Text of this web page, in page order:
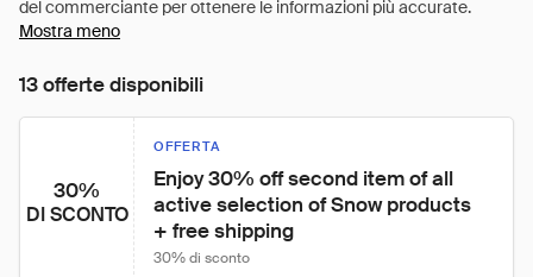
Mostra meno
13 offerte disponibili
30%
DI SCONTO
OFFERTA
Enjoy 30% off second item of all
active selection of Snow products
+ free shipping
30% di sconto